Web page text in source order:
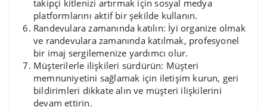
takipçi kitlenizi artırmak için sosyal medya
platformlarını aktif bir şekilde kullanın.
Randevulara zamanında katılın: İyi organize olmak
ve randevulara zamanında katılmak, profesyonel
bir imaj sergilemenize yardımcı olur.
Müşterilerle ilişkileri sürdürün: Müşteri
memnuniyetini sağlamak için iletişim kurun, geri
bildirimleri dikkate alın ve müşteri ilişkilerini
devam ettirin.